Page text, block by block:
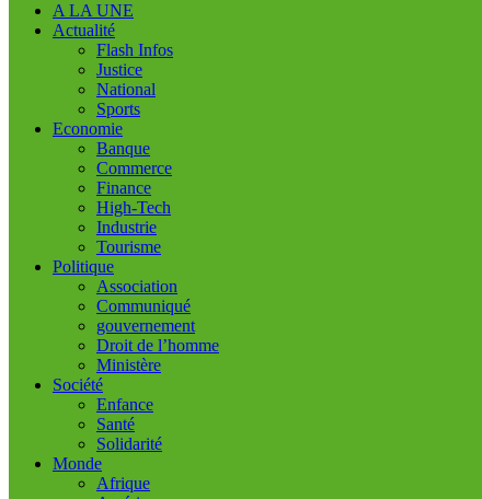
A LA UNE
Actualité
Flash Infos
Justice
National
Sports
Economie
Banque
Commerce
Finance
High-Tech
Industrie
Tourisme
Politique
Association
Communiqué
gouvernement
Droit de l’homme
Ministère
Société
Enfance
Santé
Solidarité
Monde
Afrique